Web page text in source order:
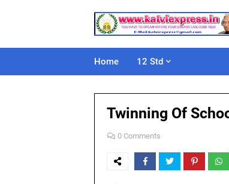
Home 12 Std
Twinning Of
0 Comments